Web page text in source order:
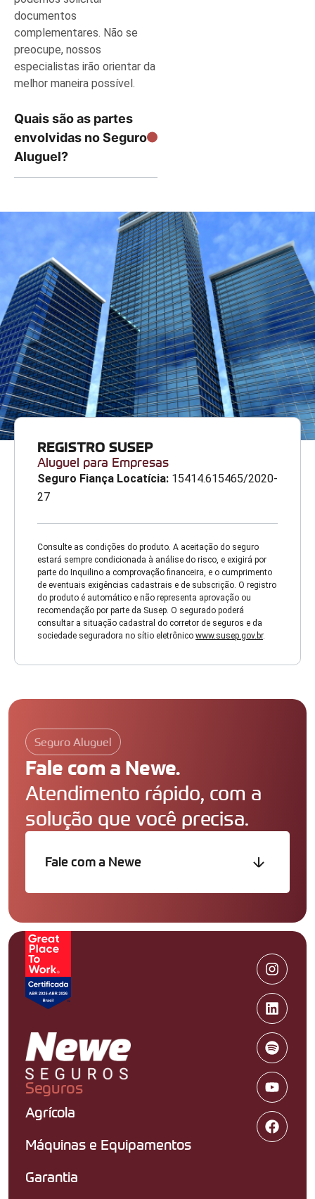
documentos
complementares. Não se
preocupe, nossos
especialistas irão orientar da
melhor maneira possível.
Quais são as partes
envolvidas no Seguro
Aluguel?
REGISTRO SUSEP
Aluguel para Empresas
Seguro Fiança Locatícia: 15414.615465/2020-
27
Consulte as condições do produto. A aceitação do seguro
estará sempre condicionada à análise do risco, e exigirá por
parte do Inquilino a comprovação financeira, e o cumprimento
de eventuais exigências cadastrais e de subscrição. O registro
do produto é automático e não representa aprovação ou
recomendação por parte da Susep. O segurado poderá
consultar a situação cadastral do corretor de seguros e da
sociedade seguradora no sítio eletrônico www.susep.gov.br.
Seguro Aluguel
Fale com a Newe.
Atendimento rápido, com a
solução que você precisa.
Fale com a Newe
Seguros
Agrícola
Máquinas e Equipamentos
Garantia